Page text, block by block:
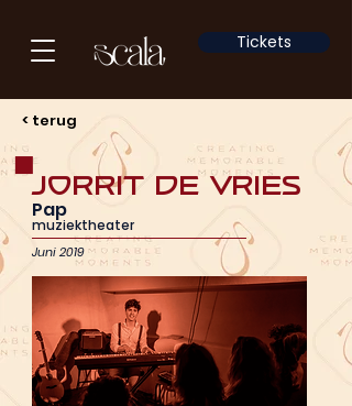
Tickets
< terug
Jorrit de Vries
Pap
muziektheater
Juni 2019